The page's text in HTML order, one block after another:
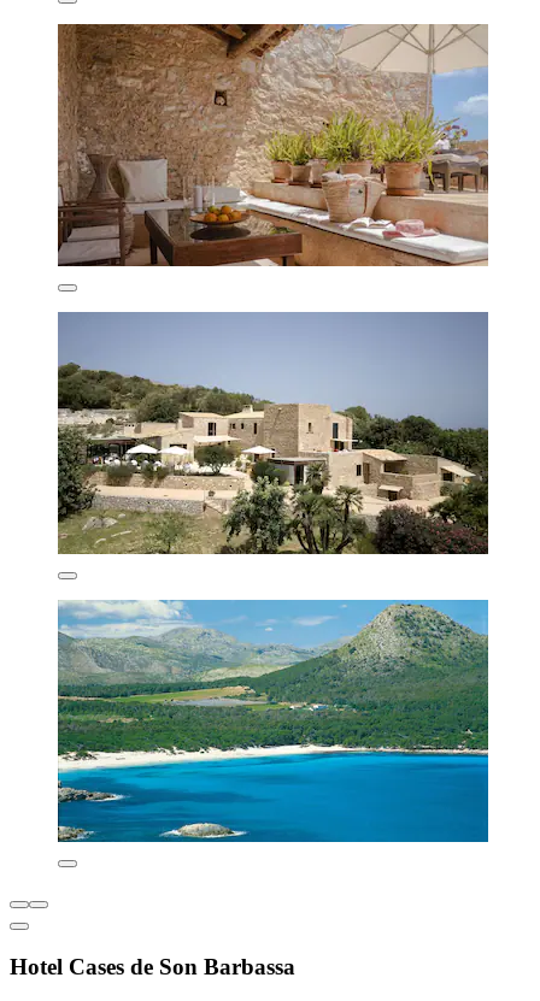
Hotel Cases de Son Barbassa